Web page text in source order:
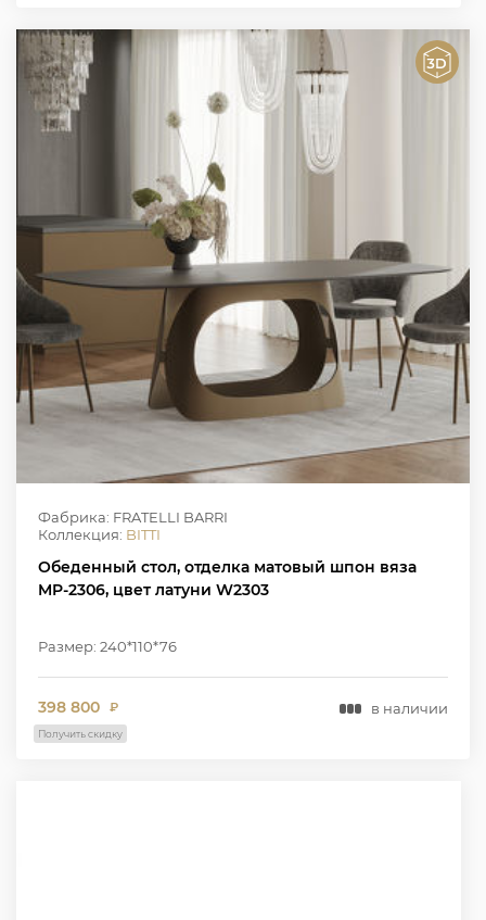
Фабрика: FRATELLI BARRI
Коллекция: BITTI
Обеденный стол, отделка матовый шпон вяза
MP-2306, цвет латуни W2303
Размер: 240*110*76
398 800 ₽ в наличии
Получить скидку